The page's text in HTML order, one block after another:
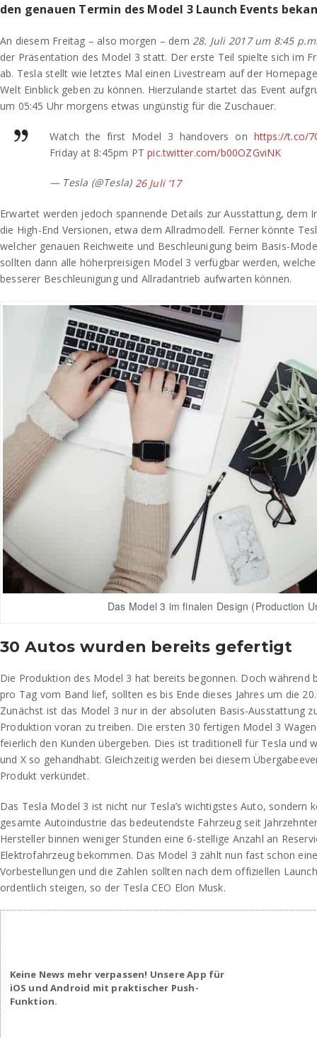
den genauen Termin des Model 3 Launch Events
An diesem Freitag – also morgen – dem 28. Juli 2017 um 8:45
der Präsentation des Model 3 statt. Der erste Teil spielte sich im
ab. Tesla stellt wie letztes Mal einen Livestream auf der
Welt Einblick geben zu können. Hierzulande startet das Event
um 05:45 Uhr morgens etwas ungünstig für die Zuschauer.
Watch the first Model 3 handovers on https://t.co/
Friday at 8:45pm PTpic.twitter.com/b00OZGviNK
— Tesla (@Tesla) 26 Juli ’17
Erwartet werden jedoch spannende Details zur Ausstattung, dem
die High-End Versionen, etwa dem Allradmodell. Ferner könnte
welcher genauen Reichweite und Beschleunigung beim Basis-
sollten dann alle höherpreisigen Model 3 verfügbar werden,
besserer Beschleunigung und Allradantrieb aufwarten können.
Das Model 3 im finalen Design (Production
30 Autos wurden bereits gefertigt
Die Produktion des Model 3 hat bereits begonnen. Doch während
pro Tag vom Band lief, sollten es bis Ende dieses Jahres um die
Zunächst ist das Model 3 nur in der absoluten Basis-Ausstattung
Produktion voran zu treiben. Die ersten 30 fertigen Model 3
feierlich den Kunden übergeben. Dies ist traditionell für Tesla und
und X so gehandhabt. Gleichzeitig werden bei diesem
Produkt verkündet.
Das Tesla Model 3 ist nicht nur Tesla’s wichtigstes Auto, sondern
gesamte Autoindustrie das bedeutendste Fahrzeug seit
Hersteller binnen weniger Stunden eine 6-stellige Anzahl an
Elektrofahrzeug bekommen. Das Model 3 zählt nun fast schon
Vorbestellungen und die Zahlen sollten nach dem offiziellen
ordentlich steigen, so der Tesla CEO Elon Musk.
Keine News mehr verpassen! Unsere App für
iOS und Android mit praktischer Push-
Funktion.